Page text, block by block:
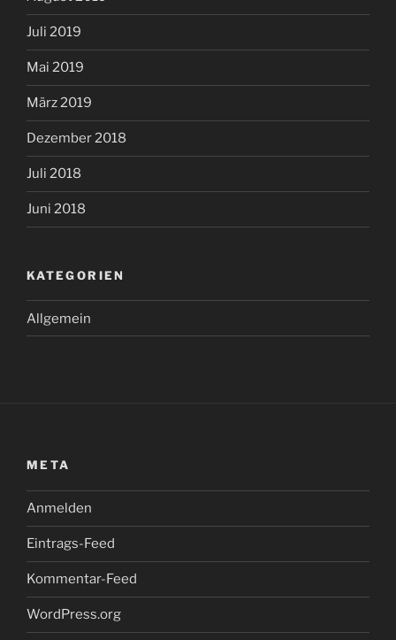
Juli 2019
Mai 2019
März 2019
Dezember 2018
Juli 2018
Juni 2018
KATEGORIEN
Allgemein
META
Anmelden
Eintrags-Feed
Kommentar-Feed
WordPress.org